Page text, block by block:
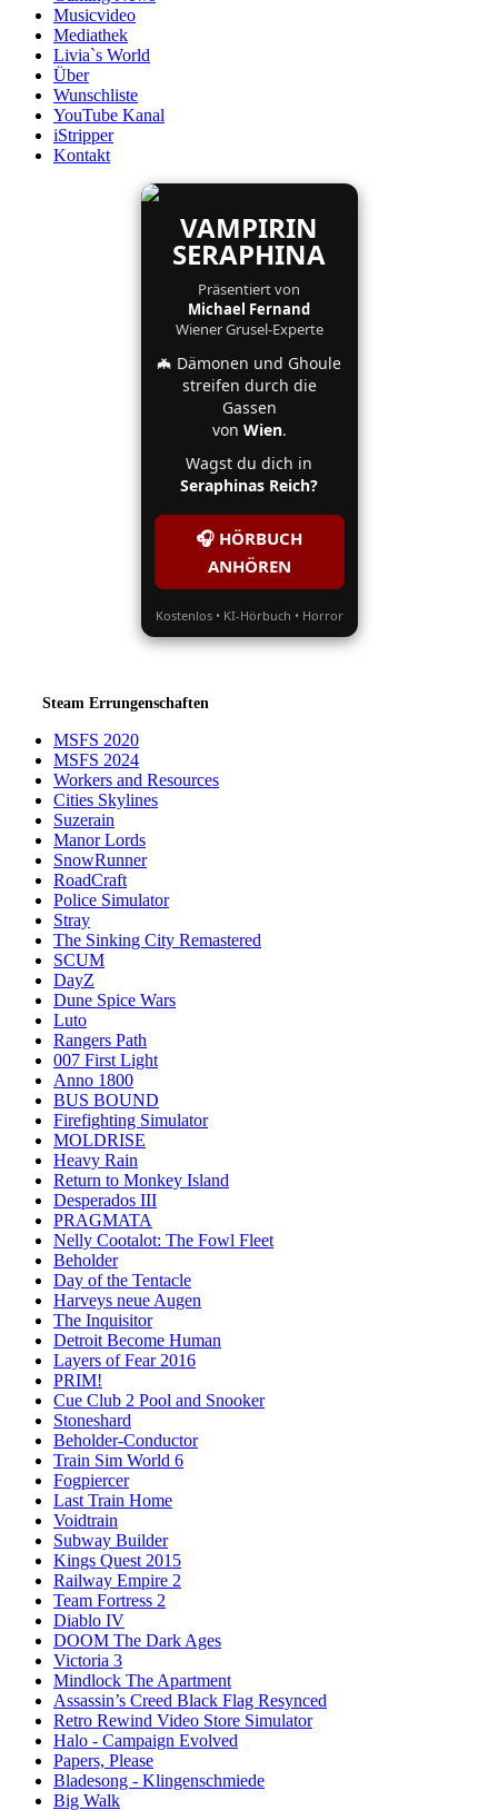
Musicvideo
Mediathek
Livia`s World
Über
Wunschliste
YouTube Kanal
iStripper
Kontakt
VAMPIRIN
SERAPHINA
Präsentiert von
Michael Fernand
Wiener Grusel-Experte
🦇 Dämonen und Ghoule
streifen durch die
Gassen
von Wien.
Wagst du dich in
Seraphinas Reich?
🎧 HÖRBUCH
ANHÖREN
Kostenlos • KI-Hörbuch • Horror
Steam Errungenschaften
MSFS 2020
MSFS 2024
Workers and Resources
Cities Skylines
Suzerain
Manor Lords
SnowRunner
RoadCraft
Police Simulator
Stray
The Sinking City Remastered
SCUM
DayZ
Dune Spice Wars
Luto
Rangers Path
007 First Light
Anno 1800
BUS BOUND
Firefighting Simulator
MOLDRISE
Heavy Rain
Return to Monkey Island
Desperados III
PRAGMATA
Nelly Cootalot: The Fowl Fleet
Beholder
Day of the Tentacle
Harveys neue Augen
The Inquisitor
Detroit Become Human
Layers of Fear 2016
PRIM!
Cue Club 2 Pool and Snooker
Stoneshard
Beholder-Conductor
Train Sim World 6
Fogpiercer
Last Train Home
Voidtrain
Subway Builder
Kings Quest 2015
Railway Empire 2
Team Fortress 2
Diablo IV
DOOM The Dark Ages
Victoria 3
Mindlock The Apartment
Assassin’s Creed Black Flag Resynced
Retro Rewind Video Store Simulator
Halo - Campaign Evolved
Papers, Please
Bladesong - Klingenschmiede
Big Walk